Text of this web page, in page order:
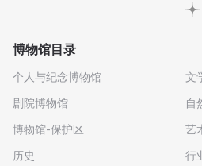
博物馆目录
个人与纪念博物馆
剧院博物馆
博物馆-保护区
历史
文
自
艺
行